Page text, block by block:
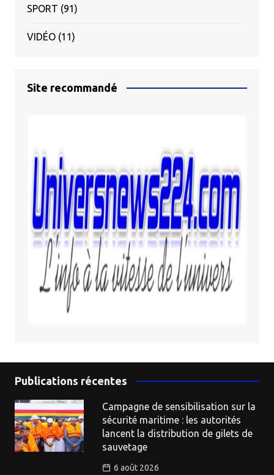
SPORT (91)
VIDÉO(11)
Site recommandé
Publications récentes
Campagne de sensibilisation sur la
sécurité maritime : les autorités
lancent la distribution de gilets de
sauvetage
6 août 2026